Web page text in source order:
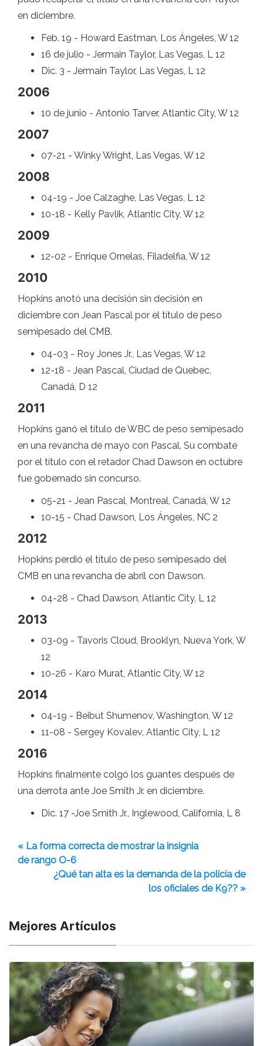
en diciembre.
Feb. 19 - Howard Eastman, Los Ángeles, W 12
16 de julio - Jermain Taylor, Las Vegas, L 12
Dic. 3 - Jermain Taylor, Las Vegas, L 12
2006
10 de junio - Antonio Tarver, Atlantic City, W 12
2007
07-21 - Winky Wright, Las Vegas, W 12
2008
04-19 - Joe Calzaghe, Las Vegas, L 12
10-18 - Kelly Pavlik, Atlantic City, W 12
2009
12-02 - Enrique Ornelas, Filadelfia, W 12
2010
Hopkins anotó una decisión sin decisión en
diciembre con Jean Pascal por el título de peso
semipesado del CMB.
04-03 - Roy Jones Jr., Las Vegas, W 12
12-18 - Jean Pascal, Ciudad de Quebec,
Canadá, D 12
2011
Hopkins ganó el título de WBC de peso semipesado
en una revancha de mayo con Pascal. Su combate
por el título con el retador Chad Dawson en octubre
fue gobernado sin concurso.
05-21 - Jean Pascal, Montreal, Canadá, W 12
10-15 - Chad Dawson, Los Ángeles, NC 2
2012
Hopkins perdió el título de peso semipesado del
CMB en una revancha de abril con Dawson.
04-28 - Chad Dawson, Atlantic City, L 12
2013
03-09 - Tavoris Cloud, Brooklyn, Nueva York, W
12
10-26 - Karo Murat, Atlantic City, W 12
2014
04-19 - Beibut Shumenov, Washington, W 12
11-08 - Sergey Kovalev, Atlantic City, L 12
2016
Hopkins finalmente colgó los guantes después de
una derrota ante Joe Smith Jr. en diciembre.
Dic. 17 -Joe Smith Jr., Inglewood, California, L 8
« La forma correcta de mostrar la insignia
de rango O-6
¿Qué tan alta es la demanda de la policía de
los oficiales de K9?? »
Mejores Artículos